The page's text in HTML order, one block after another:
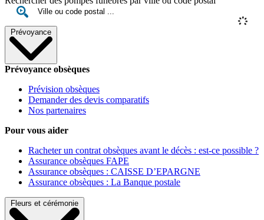
Prévoyance
Prévoyance obsèques
Prévision obsèques
Demander des devis comparatifs
Nos partenaires
Pour vous aider
Racheter un contrat obsèques avant le décès : est-ce possible ?
Assurance obsèques FAPE
Assurance obsèques : CAISSE D’EPARGNE
Assurance obsèques : La Banque postale
Fleurs et cérémonie